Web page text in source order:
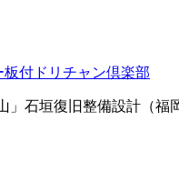
」石垣復旧整備設計（福